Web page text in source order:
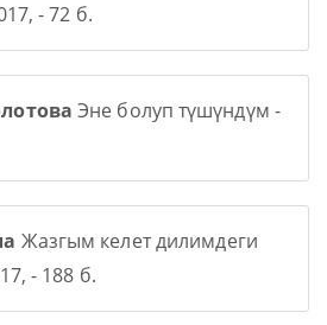
- 72 б.
Эне болуп түшүндүм -
Жазгым келет дилимдеги
- 188 б.